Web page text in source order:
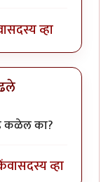
सदस्य व्हा
कळेल का?
सदस्य व्हा